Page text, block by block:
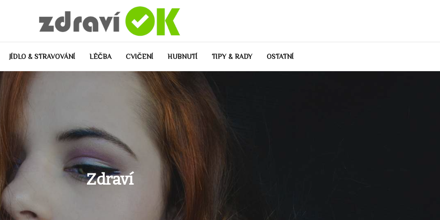
JÍDLO & STRAVOVÁNÍ LÉČBA CVIČENÍ HUBNUTÍ TIPY & RADY OSTATNÍ
Zdraví